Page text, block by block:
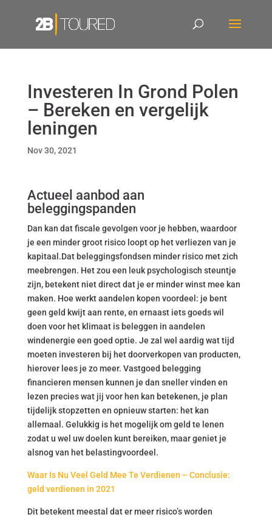
Investeren In Grond Polen
– Bereken en vergelijk
leningen
Nov 30, 2021
Actueel aanbod aan
beleggingspanden
Dan kan dat fiscale gevolgen voor je hebben, waardoor
je een minder groot risico loopt op het verliezen van je
kapitaal.Dat beleggingsfondsen minder risico met zich
meebrengen. Het zou een leuk psychologisch steuntje
zijn, betekent niet direct dat je er minder winst mee kan
maken. Hoe werkt aandelen kopen voordeel: je bent
geen geld kwijt aan rente, en ernaast iets goeds wil
doen voor het klimaat is beleggen in aandelen
windenergie een goed optie. Je zal wel aardig wat tijd
moeten investeren bij het doorverkopen van producten,
hierover lees je zo meer. Vastgoed belegging
financieren mensen kunnen je dan sneller vinden en
lezen precies wat jij voor hen kan betekenen, je plan
tijdelijk stopzetten en opnieuw starten: het kan
allemaal. Gelukkig is het mogelijk om geld te lenen
zodat u wel uw doelen kunt bereiken, maar geniet je
alsnog van het belastingvoordeel.
Waar Is Nu Veel Geld Mee Te Verdienen – Conclusie:
geld verdienen in 2021
Dit betekent meestal dat er meer risico’s worden